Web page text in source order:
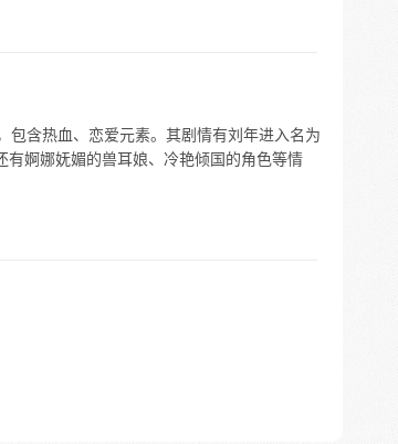
包含热血、恋爱元素。其剧情有刘年进入名为
有婀娜妩媚的兽耳娘、冷艳倾国的角色等情